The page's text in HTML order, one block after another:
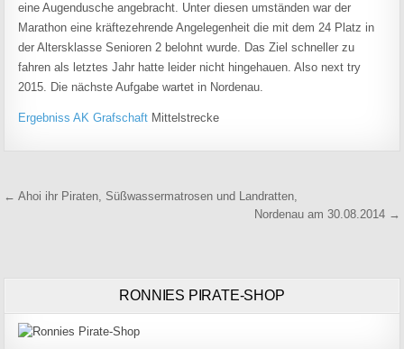
eine Augendusche angebracht. Unter diesen umständen war der
Marathon eine kräftezehrende Angelegenheit die mit dem 24 Platz in
der Altersklasse Senioren 2 belohnt wurde. Das Ziel schneller zu
fahren als letztes Jahr hatte leider nicht hingehauen. Also next try
2015. Die nächste Aufgabe wartet in Nordenau.
Ergebniss AK Grafschaft Mittelstrecke
Beitragsnavigation
← Ahoi ihr Piraten, Süßwassermatrosen und Landratten,
Nordenau am 30.08.2014 →
RONNIES PIRATE-SHOP